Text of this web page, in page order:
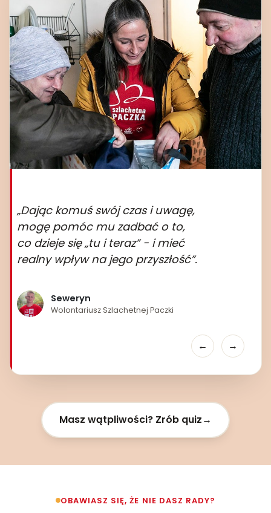
„Dając komuś swój czas i uwagę,
mogę pomóc mu zadbać o to,
co dzieje się „tu i teraz” - i mieć
realny wpływ na jego przyszłość”.
Seweryn
Wolontariusz Szlachetnej Paczki
← →
Masz wątpliwości? Zrób quiz
OBAWIASZ SIĘ, ŻE NIE DASZ RADY?